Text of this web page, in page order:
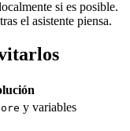
si es posible.
el asistente piensa.
y variables